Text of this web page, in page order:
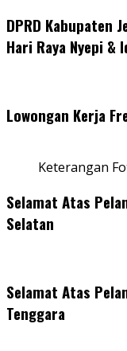
DPRD Kabupaten
Hari Raya Nyepi
Lowongan Kerja
Keterangan
Selamat Atas
Selatan
Selamat Atas
Tenggara